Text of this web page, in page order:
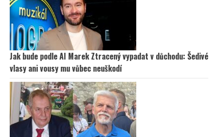
Jak bude podle AI Marek Ztracený vypadat v důchodu: Šedivé
vlasy ani vousy mu vůbec neuškodí